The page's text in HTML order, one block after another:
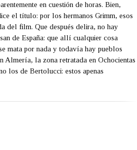
en cuestión de horas. Bien,
el título: por los hermanos Grimm, esos
del film. Que después delira, no hay
de España: que allí cualquier cosa
mata por nada y todavía hay pueblos
Almería, la zona retratada en Ochocientas
los de Bertolucci: estos apenas